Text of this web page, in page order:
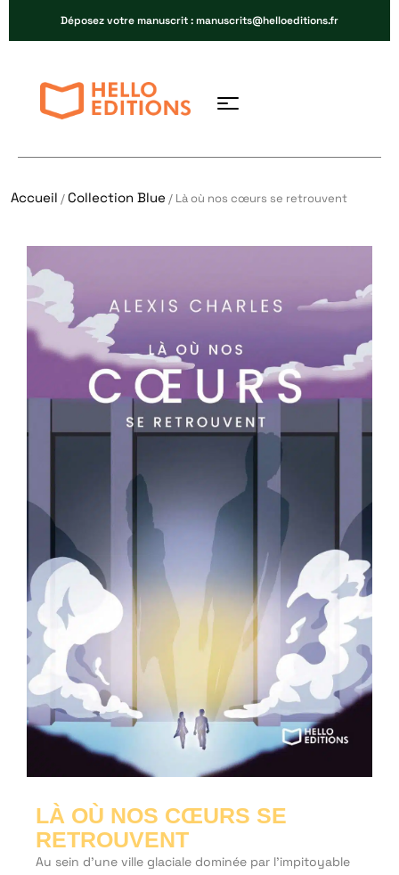
Déposez votre manuscrit : manuscrits@helloeditions.fr
Accueil /Collection Blue / Là où nos cœurs se retrouvent
LÀ OÙ NOS CŒURS SE
RETROUVENT
Au sein d’une ville glaciale dominée par l’impitoyable